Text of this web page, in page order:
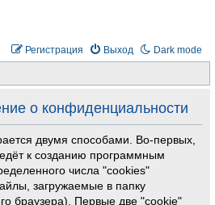
Dark mode
Выход
Регистрация
о конфиденциальности
двумя способами. Во-первых,
к созданию программным
числа "cookies"
загружаемые в папку
браузера). Первые две "cookie"